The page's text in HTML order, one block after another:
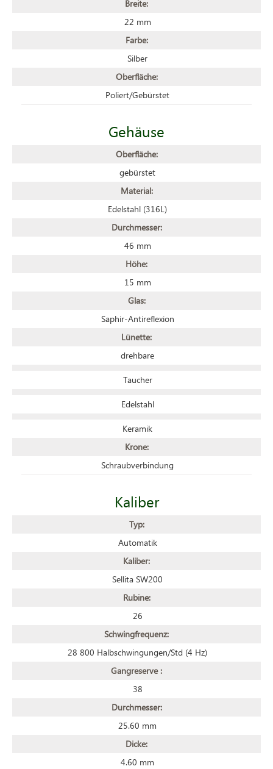
Breite:
22 mm
Farbe:
Silber
Oberfläche:
Poliert/Gebürstet
Gehäuse
Oberfläche:
gebürstet
Material:
Edelstahl (316L)
Durchmesser:
46 mm
Höhe:
15 mm
Glas:
Saphir-Antireflexion
Lünette:
drehbare
Taucher
Edelstahl
Keramik
Krone:
Schraubverbindung
Kaliber
Typ:
Automatik
Kaliber:
Sellita SW200
Rubine:
26
Schwingfrequenz:
28 800 Halbschwingungen/Std (4 Hz)
Gangreserve :
38
Durchmesser:
25.60 mm
Dicke:
4.60 mm